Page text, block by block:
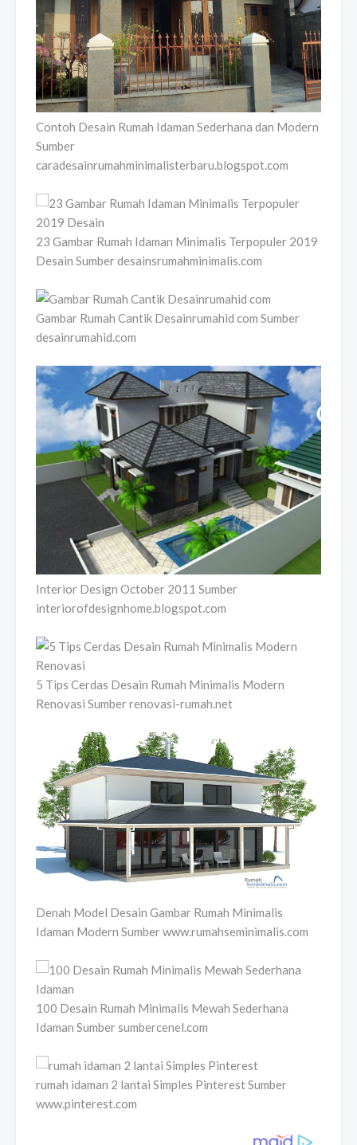
Contoh Desain Rumah Idaman Sederhana dan Modern
Sumber
caradesainrumahminimalisterbaru.blogspot.com
23 Gambar Rumah Idaman Minimalis Terpopuler 2019
Desain Sumber desainsrumahminimalis.com
Gambar Rumah Cantik Desainrumahid com Sumber
desainrumahid.com
Interior Design October 2011 Sumber
interiorofdesignhome.blogspot.com
5 Tips Cerdas Desain Rumah Minimalis Modern
Renovasi Sumber renovasi-rumah.net
Denah Model Desain Gambar Rumah Minimalis
Idaman Modern Sumber www.rumahseminimalis.com
100 Desain Rumah Minimalis Mewah Sederhana
Idaman Sumber sumbercenel.com
rumah idaman 2 lantai Simples Pinterest Sumber
www.pinterest.com